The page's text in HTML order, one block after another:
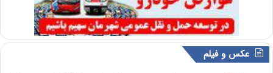
عکس و فیلم